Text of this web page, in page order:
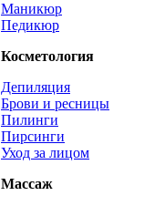
Маникюр
Педикюр
Косметология
Депиляция
Брови и ресницы
Пилинги
Пирсинги
Уход за лицом
Массаж